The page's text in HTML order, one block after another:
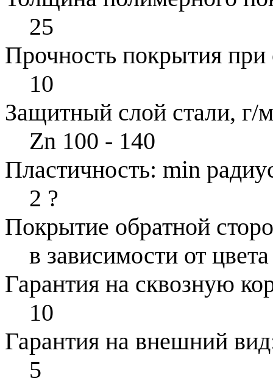
25
Прочность покрытия
10
Защитный слой стали, г/
Zn 100 - 140
Пластичность: min
2 ?
Покрытие обратной
в зависимости от цвета
Гарантия на сквозную
10
Гарантия на внешний
5